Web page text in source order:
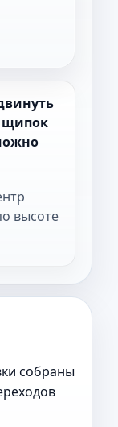
щипок
высоте
собраны